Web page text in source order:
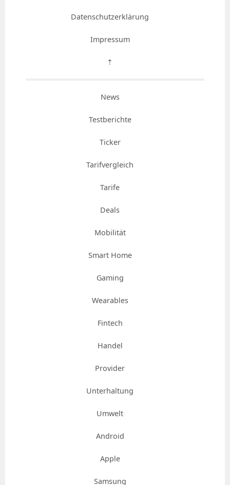
Datenschutzerklärung
Impressum
⇡
News
Testberichte
Ticker
Tarifvergleich
Tarife
Deals
Mobilität
Smart Home
Gaming
Wearables
Fintech
Handel
Provider
Unterhaltung
Umwelt
Android
Apple
Samsung